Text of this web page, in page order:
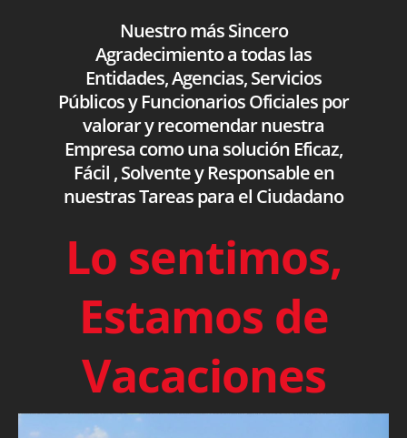
Nuestro más Sincero
Agradecimiento a todas las
Entidades, Agencias, Servicios
Públicos y Funcionarios Oficiales por
valorar y recomendar nuestra
Empresa como una solución Eficaz,
Fácil , Solvente y Responsable en
nuestras Tareas para el Ciudadano
Lo sentimos,
Estamos de
Vacaciones